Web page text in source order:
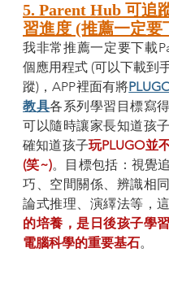
5. Parent Hub 可追
習進度 (推薦一定要
我非常推薦一定要下載
個應用程式 (可以下載到
蹤)，APP裡面有將
教具各系列學習目標寫
可以隨時讓家長知道孩
確知道孩子玩PLUGO並
(笑~)。目標包括：視覺
巧、空間關係、辨識相
論式推理、演繹法等，
的培養，是日後孩子學
電腦科學的重要基石。